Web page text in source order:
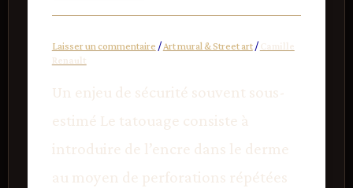
Laisser un commentaire /Art mural & Street art/ Camille
Renault
Un enjeu de sécurité souvent sous-
estimé Le tatouage consiste à
introduire de l’encre dans le derme
au moyen de perforations répétées